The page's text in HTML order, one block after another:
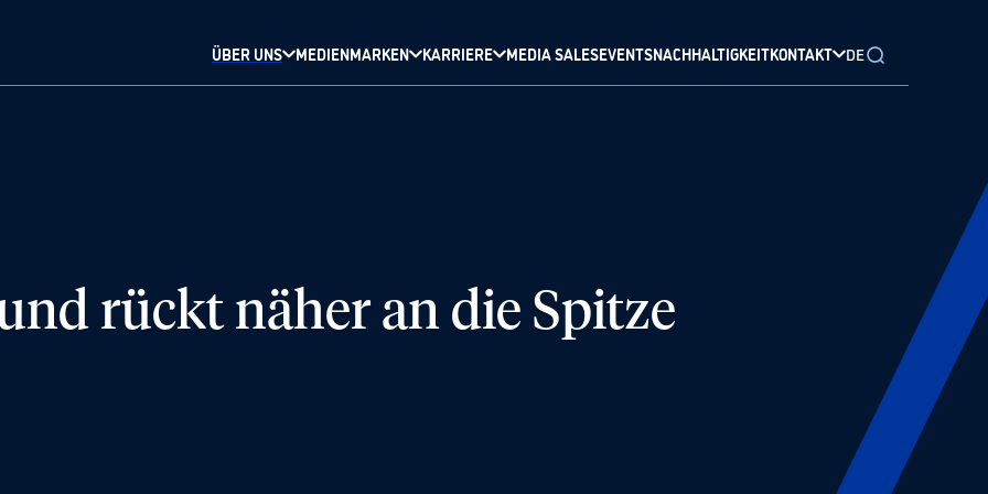
ÜBER UNS MEDIENMARKEN KARRIERE MEDIA SALESEVENTSNACHHALTIGKEITKONTAKT DE
rückt näher an die Spitze